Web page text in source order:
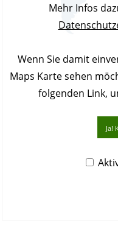
Mehr Infos
Wenn Sie damit
Maps Karte sehen
folgenden Link,
Ja!